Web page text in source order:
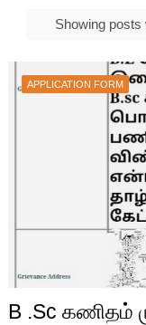
Showing posts
APPLICATION FORM
B .Sc கணிதம்